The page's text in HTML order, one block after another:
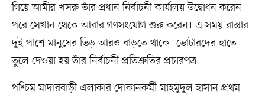
গিয়ে আমীর খসরু তাঁর প্রধান নির্বাচনী কার্যালয় উদ্বোধন করেন।
পরে সেখান থেকে আবার গণসংযোগ শুরু করেন। এ সময় রাস্তার
দুই পাশে মানুষের ভিড় আরও বাড়তে থাকে। ভোটারদের হাতে
তুলে দেওয়া হয় তাঁর নির্বাচনী প্রতিশ্রুতির প্রচারপত্র।
পশ্চিম মাদারবাড়ী এলাকার দোকানকর্মী মাহমুদুল হাসান প্রথম